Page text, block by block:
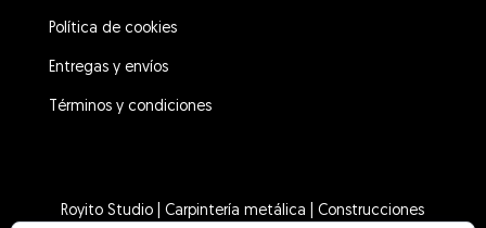
Política de cookies
Entregas y envíos
Términos y condiciones
Royito Studio |Carpintería metálica |Construcciones